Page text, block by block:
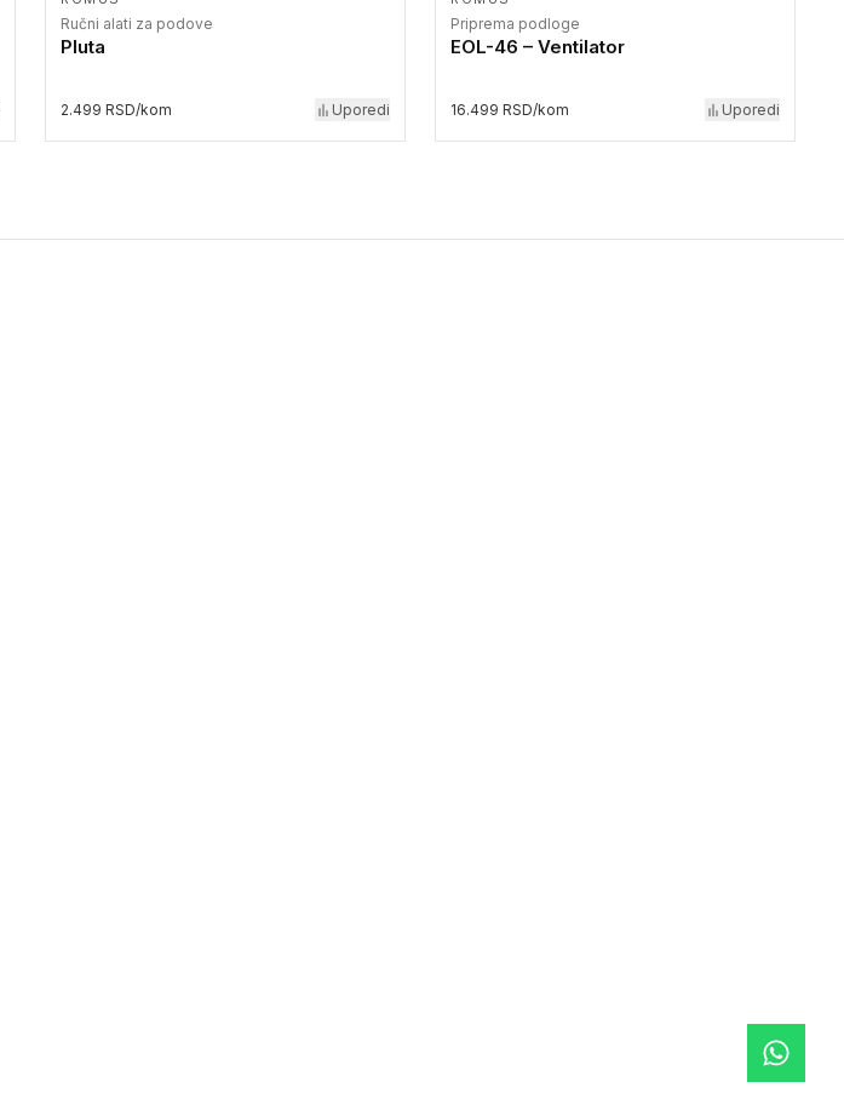
Ručni alati za podove
Pluta
2.499 RSD/kom Uporedi
Priprema podloge
EOL-46 – Ventilator
16.499 RSD/kom Uporedi